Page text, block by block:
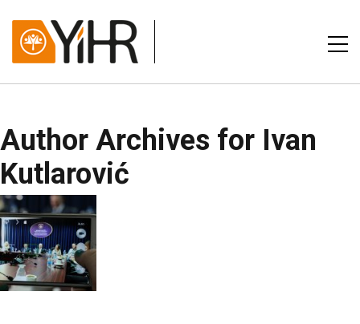
Author Archives for Ivan
Kutlarović